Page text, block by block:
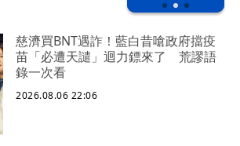
慈濟買BNT遇詐！藍白昔嗆政府擋疫
苗「必遭天譴」迴力鏢來了 荒謬語
錄一次看
2026.08.06 22:06